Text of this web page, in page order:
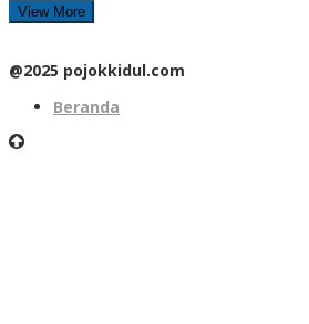
View More
@2025 pojokkidul.com
Beranda